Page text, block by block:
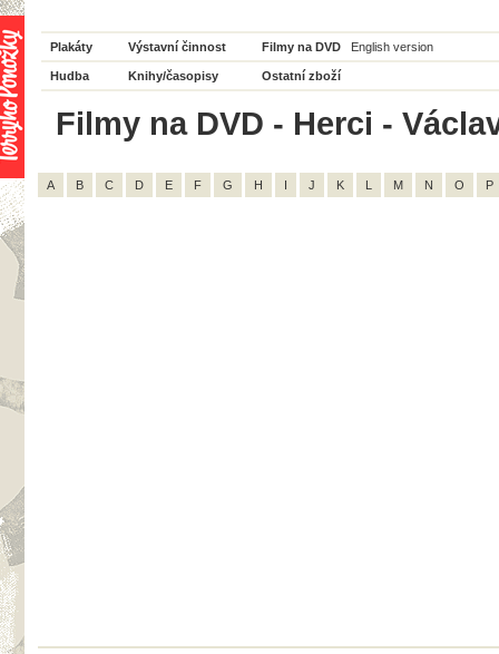
Plakáty Výstavní činnost Filmy na DVD English version
Hudba Knihy/časopisy Ostatní zboží
Filmy na DVD - Herci -
A B C D E F G H I J K L M N O P